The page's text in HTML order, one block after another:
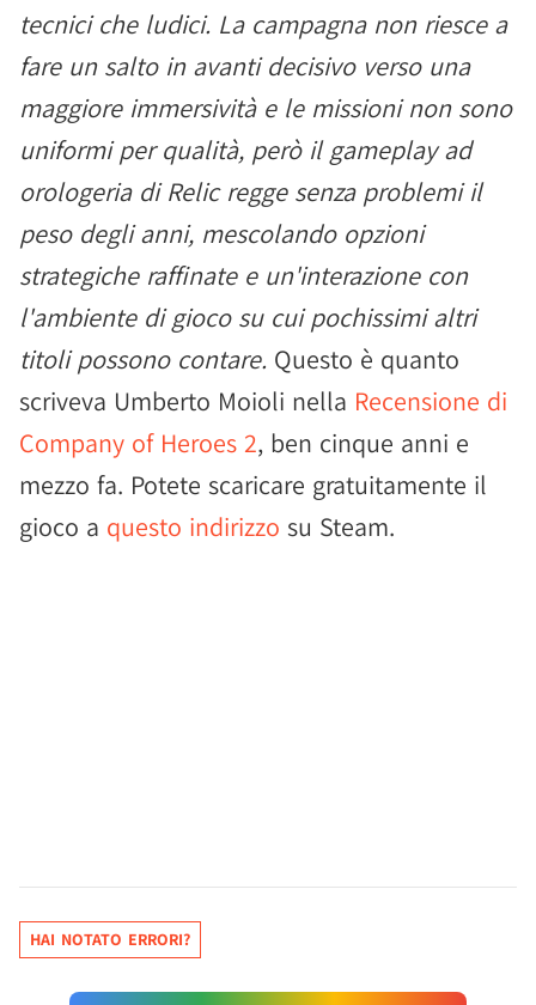
tecnici che ludici. La campagna non riesce a
fare un salto in avanti decisivo verso una
maggiore immersività e le missioni non sono
uniformi per qualità, però il gameplay ad
orologeria di Relic regge senza problemi il
peso degli anni, mescolando opzioni
strategiche raffinate e un'interazione con
l'ambiente di gioco su cui pochissimi altri
titoli possono contare. Questo è quanto
scriveva Umberto Moioli nella Recensione di
Company of Heroes 2, ben cinque anni e
mezzo fa. Potete scaricare gratuitamente il
gioco a questo indirizzo su Steam.
HAI NOTATO ERRORI?